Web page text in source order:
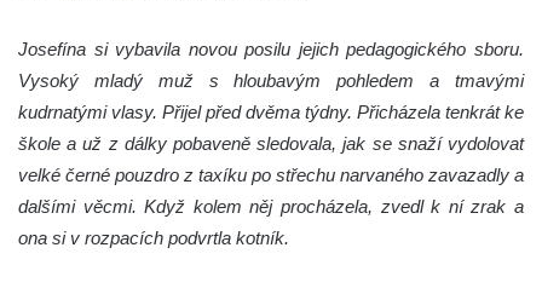
Josefína si vybavila novou posilu jejich pedagogického sboru.
Vysoký mladý muž s hloubavým pohledem a tmavými
kudrnatými vlasy. Přijel před dvěma týdny. Přicházela tenkrát ke
škole a už z dálky pobaveně sledovala, jak se snaží vydolovat
velké černé pouzdro z taxíku po střechu narvaného zavazadly a
dalšími věcmi. Když kolem něj procházela, zvedl k ní zrak a
ona si v rozpacích podvrtla kotník.